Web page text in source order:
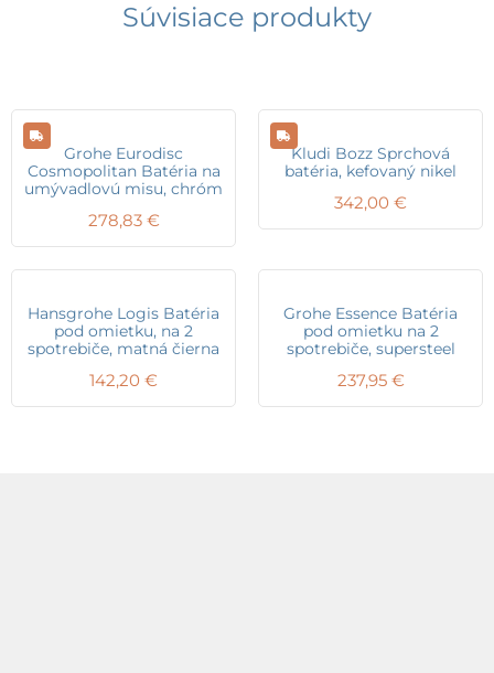
Súvisiace produkty
Grohe Eurodisc
Cosmopolitan Batéria na
umývadlovú misu, chróm
278,83 €
Kludi Bozz Sprchová
batéria, kefovaný nikel
342,00 €
Hansgrohe Logis Batéria
pod omietku, na 2
spotrebiče, matná čierna
142,20 €
Grohe Essence Batéria
pod omietku na 2
spotrebiče, supersteel
237,95 €